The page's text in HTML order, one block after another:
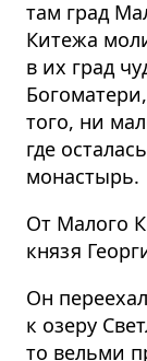
там град
Китежа
в их град
того, ни
где
монастырь.
От Малого
князя
Он
к озеру
то вельми